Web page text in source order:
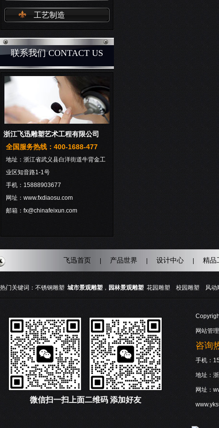
工艺制造
联系我们 CONTACT US
浙江飞迅雕塑艺术工程有限公司
全国服务热线：400-1688-477
地址：浙江省武义县白洋街道牛背金工
业区知音路1-1号
手机：15888903677
网址：www.fxdiaosu.com
邮箱：fx@chinafeixun.com
飞迅首页 | 产品世界 | 设计中心 | 精品
热门关键词： 不锈钢雕塑 城市景观雕塑 ， 园林景观雕塑 花园雕塑 校园雕塑 风动
微信扫一扫上面二维码 添加好友
网站管理
咨询
手机：
地址：
网址：